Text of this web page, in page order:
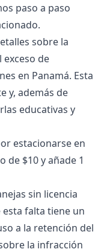
paso a paso
.
sobre la
exceso de
en Panamá. Esta
y, además de
educativas y
estacionarse en
de $10 y añade 1
sin licencia
esta falta tiene un
a la retención del
la infracción